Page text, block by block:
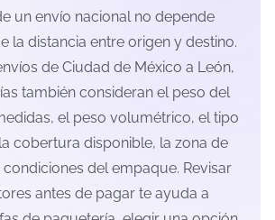
un envío nacional no depende
la distancia entre origen y destino.
de Ciudad de México a León,
también consideran el peso del
el peso volumétrico, el tipo
cobertura disponible, la zona de
del empaque. Revisar
antes de pagar te ayuda a